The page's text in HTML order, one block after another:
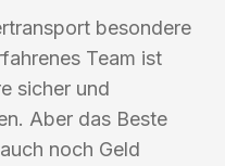
besondere
Team ist
sicher und
Aber das Beste
noch Geld